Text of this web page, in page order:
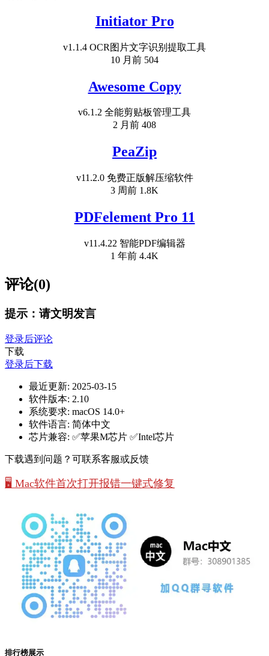
Initiator Pro
v1.1.4 OCR图片文字识别提取工具
10 月前 504
Awesome Copy
v6.1.2 全能剪贴板管理工具
2 月前 408
PeaZip
v11.2.0 免费正版解压缩软件
3 周前 1.8K
PDFelement Pro 11
v11.4.22 智能PDF编辑器
1 年前 4.4K
评论(0)
提示：请文明发言
登录后评论
下载
登录后下载
最近更新: 2025-03-15
软件版本: 2.10
系统要求: macOS 14.0+
软件语言: 简体中文
芯片兼容: ✅苹果M芯片 ✅Intel芯片
下载遇到问题？可联系客服或反馈
🖥️ Mac软件首次打开报错一键式修复
排行榜展示